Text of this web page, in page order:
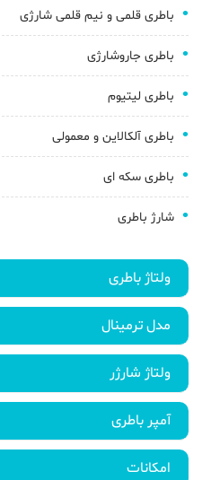
باطری قلمی و نیم قلمی شارژی
باطری جاروشارژی
باطری لیتیوم
باطری آلکالاین و معمولی
باطری سکه ای
شارژ باطری
ولتاژ باطری
مدل ترمینال
ولتاژ شارژر
آمپر باطری
امکانات